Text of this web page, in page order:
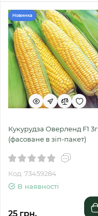
Новинка
Кукурудза Оверленд F1 3г
(фасоване в зіп-пакет)
Код: 73459284
В наявності
25 грн.